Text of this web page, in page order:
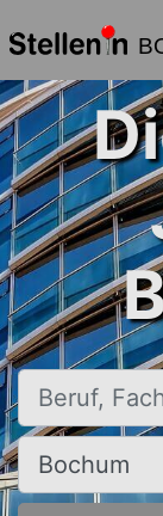
Beruf,
Ort, Stadt